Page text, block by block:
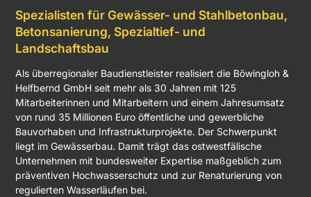
Spezialisten für Gewässer- und Stahlbetonbau,
Betonsanierung, Spezialtief- und
Landschaftsbau
Als überregionaler Baudienstleister realisiert die Böwingloh &
Helfbernd GmbH seit mehr als 30 Jahren mit 125
Mitarbeiterinnen und Mitarbeitern und einem Jahresumsatz
von rund 35 Millionen Euro öffentliche und gewerbliche
Bauvorhaben und Infrastrukturprojekte. Der Schwerpunkt
liegt im Gewässerbau. Damit trägt das ostwestfälische
Unternehmen mit bundesweiter Expertise maßgeblich zum
präventiven Hochwasserschutz und zur Renaturierung von
regulierten Wasserläufen bei.